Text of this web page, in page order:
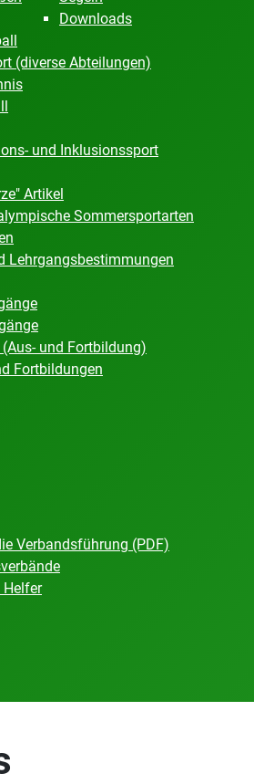
Downloads
(diverse Abteilungen)
und Inklusionssport
Artikel
Sommersportarten
Lehrgangsbestimmungen
und Fortbildung)
Fortbildungen
Verbandsführung (PDF)
Helfer